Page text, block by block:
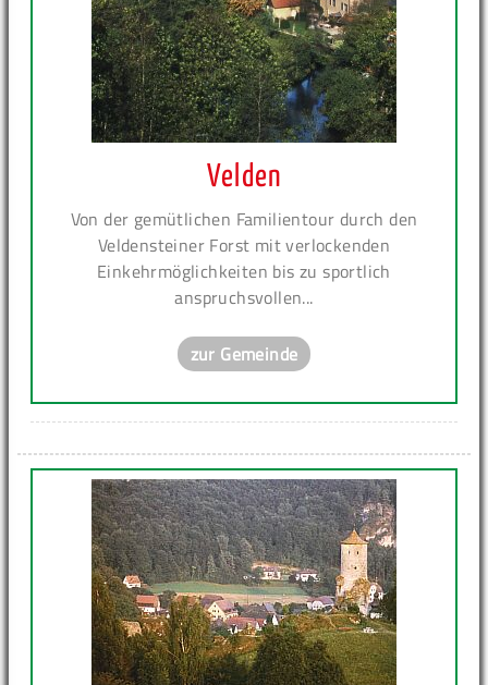
Velden
Von der gemütlichen Familientour durch den
Veldensteiner Forst mit verlockenden
Einkehrmöglichkeiten bis zu sportlich
anspruchsvollen...
zur Gemeinde